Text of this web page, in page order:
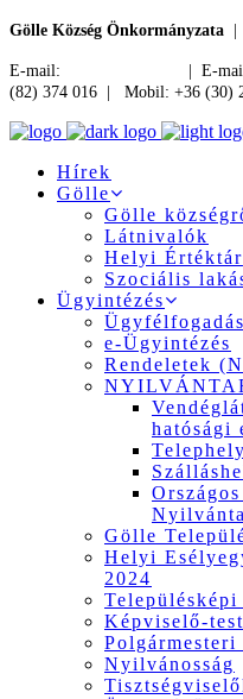
Gölle Község Önkormányzata |
E-mail: | E-
(82) 374 016 | Mobil: +36 (30)
Hírek
Gölle
Gölle
Látnivalók
Helyi Értéktár
Szociális
Ügyintézés
Ügyfélfogadás
e-Ügyintézés
Rendeletek
hatósági
Gölle
Helyi
2024
Képviselő-
Polgármesteri
Nyilvánosság